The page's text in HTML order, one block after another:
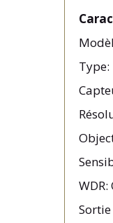
Type:
WDR: